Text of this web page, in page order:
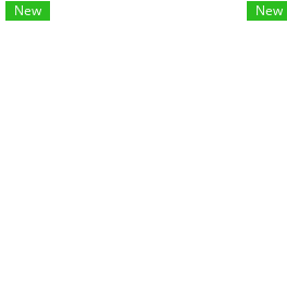
New New